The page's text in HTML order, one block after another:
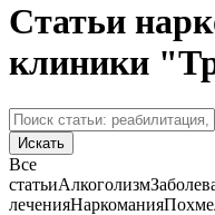
Статьи
клиники
Искать
Все
статьиАлкоголизм
леченияНаркомания